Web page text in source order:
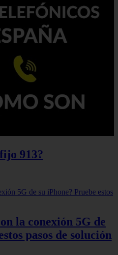
913?
la conexión 5G de
pasos de solución